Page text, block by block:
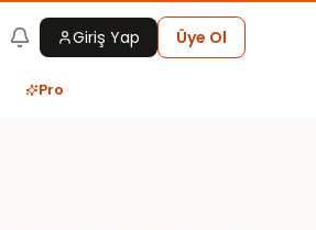
Giriş Yap Üye Ol
Pro